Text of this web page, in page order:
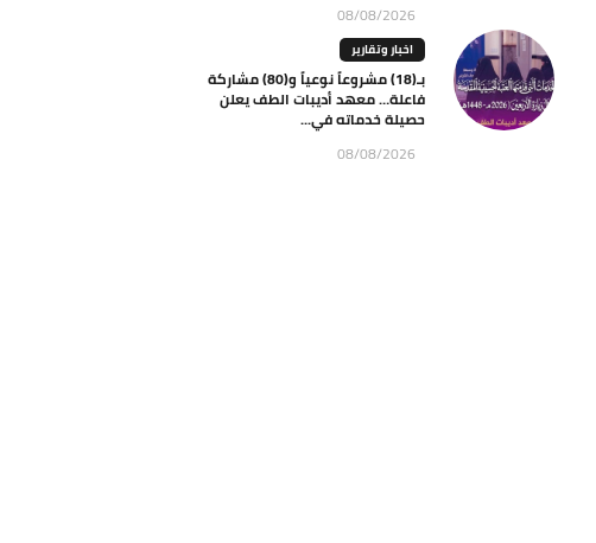
08/08/2026
اخبار وتقارير
بـ(18) مشروعاً نوعياً و(80) مشاركة
فاعلة… معهد أديبات الطف يعلن
حصيلة خدماته في...
08/08/2026